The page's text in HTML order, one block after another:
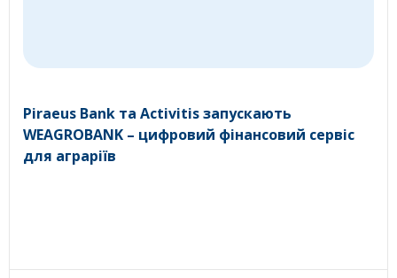
Piraeus Bank та Activitis запускають
WEAGROBANK – цифровий фінансовий сервіс
для аграріїв